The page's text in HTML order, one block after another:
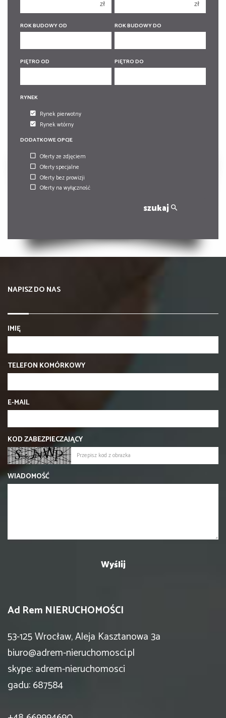
6 pokoi
6 pokoi
zł zł
ROK BUDOWY OD ROK BUDOWY DO
PIĘTRO OD PIĘTRO DO
RYNEK
Rynek pierwotny
Rynek wtórny
DODATKOWE OPCJE
Oferty ze zdjęciem
Oferty specjalne
Oferty bez prowizji
Oferty na wyłączność
szukaj
NAPISZ DO NAS
IMIĘ
TELEFON KOMÓRKOWY
E-MAIL
KOD ZABEZPIECZAJĄCY
WIADOMOŚĆ
Ad Rem NIERUCHOMOŚCI
53-125 Wrocław, Aleja Kasztanowa 3a
biuro@adrem-nieruchomosci.pl
skype: adrem-nieruchomosci
gadu: 687584